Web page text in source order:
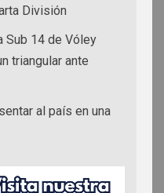
División
Sub 14 de Vóley
triangular ante
al país en una